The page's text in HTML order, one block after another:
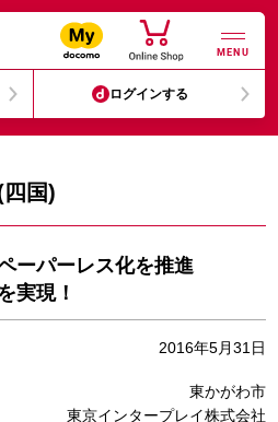
MENU
ログインする
国)
ーパーレス化を推進
実現！
2016年5月31日
東かがわ市
東京インタープレイ株式会社